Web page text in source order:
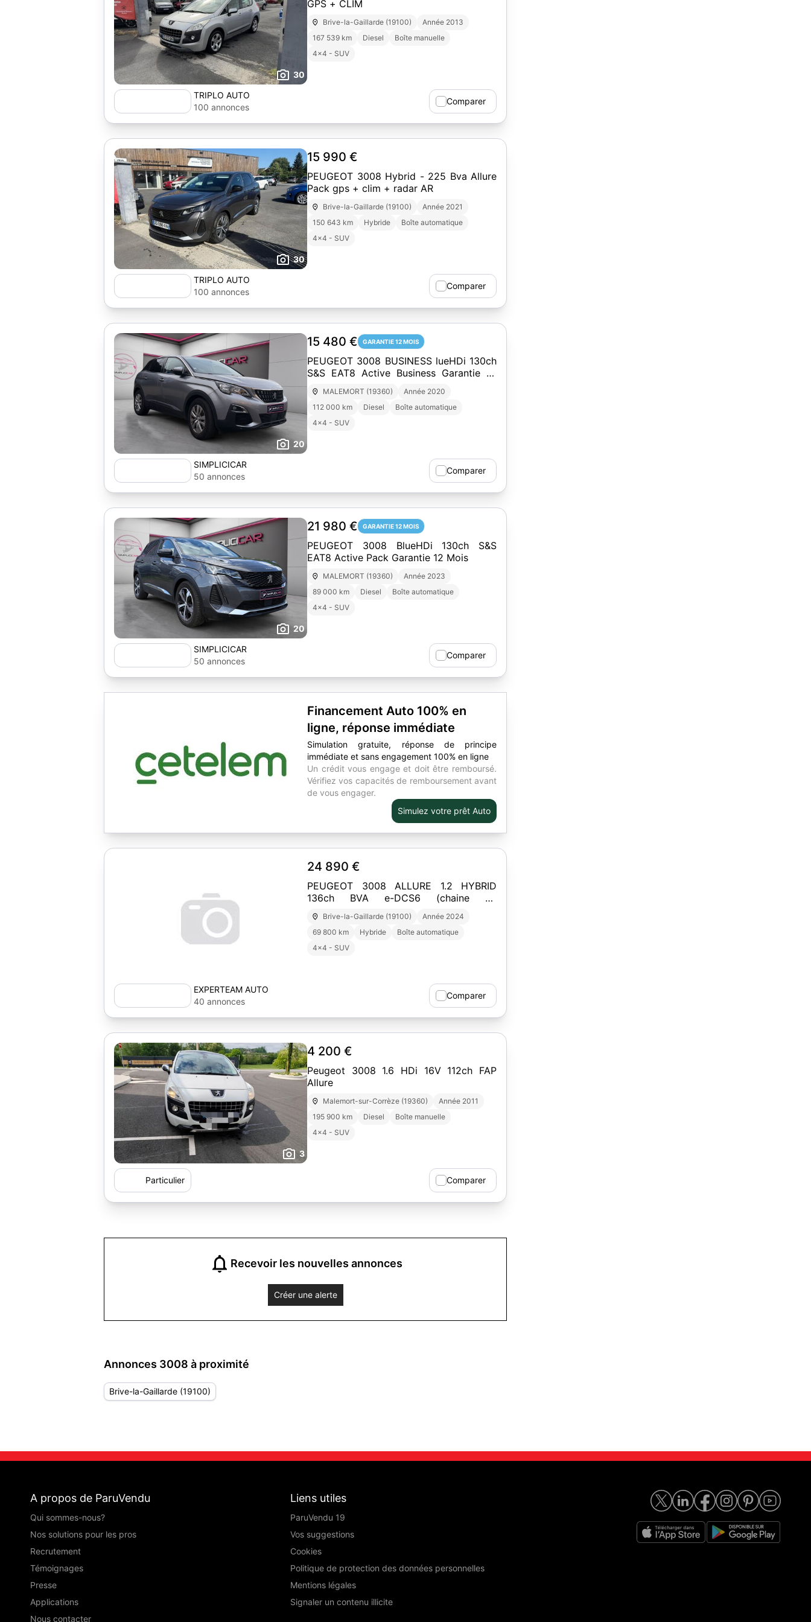
30
GPS + CLIM
Brive-la-Gaillarde (19100)
Année 2013
167 539 km
Diesel
Boîte manuelle
4x4 - SUV
TRIPLO AUTO
100 annonces
Comparer
30
15 990 €
PEUGEOT 3008 Hybrid - 225 Bva Allure
Pack gps + clim + radar AR
Brive-la-Gaillarde (19100)
Année 2021
150 643 km
Hybride
Boîte automatique
4x4 - SUV
TRIPLO AUTO
100 annonces
Comparer
20
15 480 € GARANTIE 12 MOIS
PEUGEOT 3008 BUSINESS lueHDi 130ch
S&S EAT8 Active Business Garantie 12
Mois
MALEMORT (19360)
Année 2020
112 000 km
Diesel
Boîte automatique
4x4 - SUV
SIMPLICICAR
50 annonces
Comparer
20
21 980 € GARANTIE 12 MOIS
PEUGEOT 3008 BlueHDi 130ch S&S
EAT8 Active Pack Garantie 12 Mois
MALEMORT (19360)
Année 2023
89 000 km
Diesel
Boîte automatique
4x4 - SUV
SIMPLICICAR
50 annonces
Comparer
Financement Auto 100% en
ligne, réponse immédiate
Simulation gratuite, réponse de principe
immédiate et sans engagement 100% en ligne
Un crédit vous engage et doit être remboursé.
Vérifiez vos capacités de remboursement avant
de vous engager.
Simulez votre prêt Auto
24 890 €
PEUGEOT 3008 ALLURE 1.2 HYBRID
136ch BVA e-DCS6 (chaine de
disitrbution)
Brive-la-Gaillarde (19100)
Année 2024
69 800 km
Hybride
Boîte automatique
4x4 - SUV
EXPERTEAM AUTO
40 annonces
Comparer
3
4 200 €
Peugeot 3008 1.6 HDi 16V 112ch FAP
Allure
Malemort-sur-Corrèze (19360)
Année 2011
195 900 km
Diesel
Boîte manuelle
4x4 - SUV
Particulier Comparer
Recevoir les nouvelles annonces
Créer une alerte
Annonces 3008 à proximité
Brive-la-Gaillarde (19100)
A propos de ParuVendu
Qui sommes-nous?
Nos solutions pour les pros
Recrutement
Témoignages
Presse
Applications
Nous contacter
Liens utiles
ParuVendu 19
Vos suggestions
Cookies
Politique de protection des données personnelles
Mentions légales
Signaler un contenu illicite